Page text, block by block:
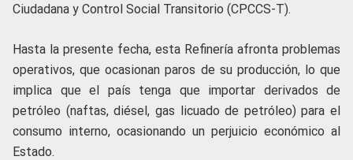
Ciudadana y Control Social Transitorio (CPCCS-T).
Hasta la presente fecha, esta Refinería afronta problemas
operativos, que ocasionan paros de su producción, lo que
implica que el país tenga que importar derivados de
petróleo (naftas, diésel, gas licuado de petróleo) para el
consumo interno, ocasionando un perjuicio económico al
Estado.